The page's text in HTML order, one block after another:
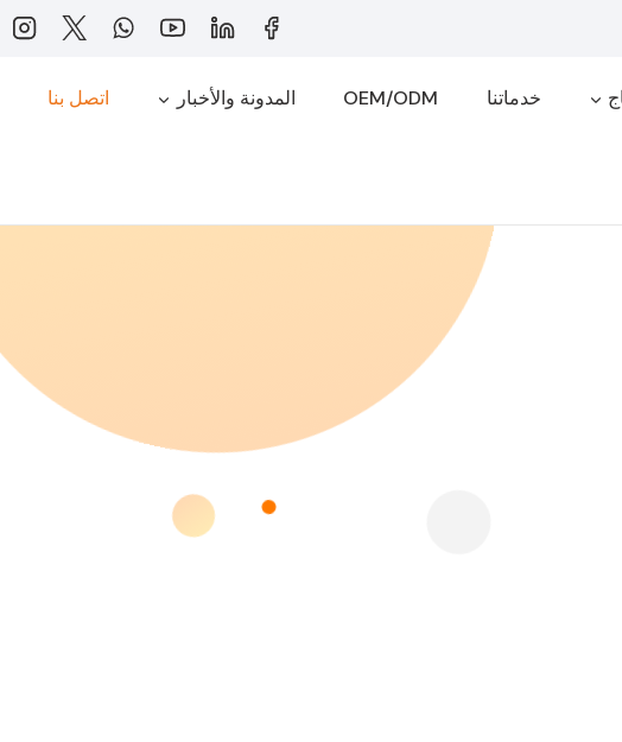
خدماتنا OEM/ODM المدونة والأخبار اتصل بنا